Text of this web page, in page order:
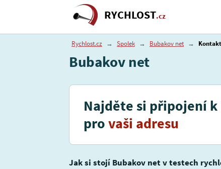
RYCHLOST.cz
Rychlost.cz → Spolek → Bubakov net → Kontakt
Bubakov net
Najděte si připojení
provaši adresu
Jak si stojí Bubakov net v testech